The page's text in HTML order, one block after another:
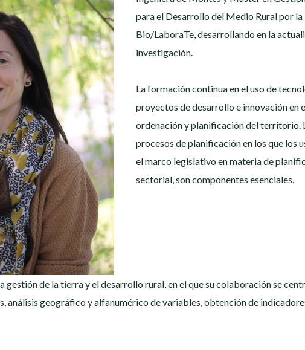
para el Desarrollo del Medio Rural por
Bio/LaboraTe, desarrollando en la
investigación.
La formación continua en el uso de
proyectos de desarrollo e innovación en
ordenación y planificación del territorio.
procesos de planificación en los que los
el marco legislativo en materia de
sectorial, son componentes esenciales.
gestión de la tierra y el desarrollo rural, en el que su colaboración se
análisis geográfico y alfanumérico de variables, obtención de